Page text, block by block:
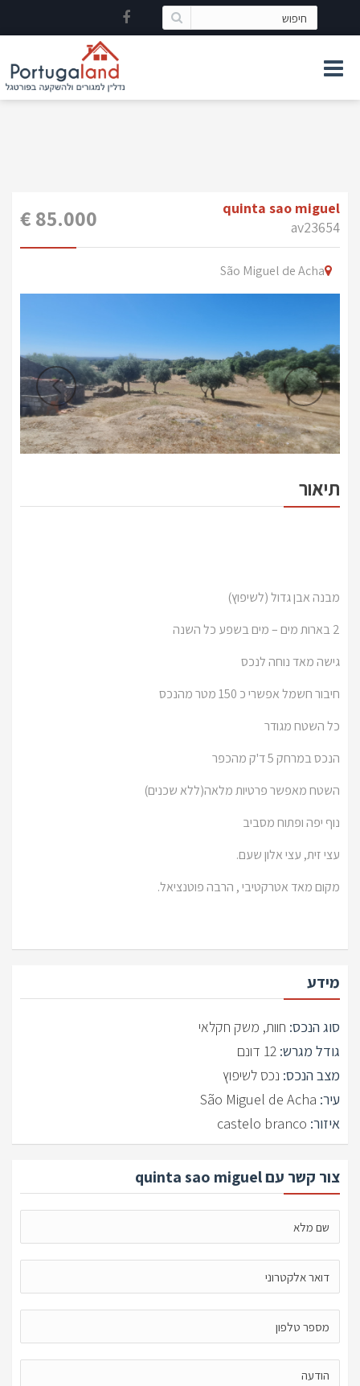
quinta sao miguel
av23654
85.000 €
São Miguel de Acha
תיאור
מבנה אבן גדול (לשיפוץ)
2 בארות מים – מים בשפע כל השנה
גישה מאד נוחה לנכס
חיבור חשמל אפשרי כ 150 מטר מהנכס
כל השטח מגודר
הנכס במרחק 5 ד'ק מהכפר
השטח מאפשר פרטיות מלאה(ללא שכנים)
נוף יפה ופתוח מסביב
עצי זית, עצי אלון שעם.
מקום מאד אטרקטיבי , הרבה פוטנציאל.
מידע
סוג הנכס: חוות, משק חקלאי
גודל מגרש: 12 דונם
מצב הנכס: נכס לשיפוץ
עיר: São Miguel de Acha
איזור: castelo branco
צור קשר עם quinta sao miguel